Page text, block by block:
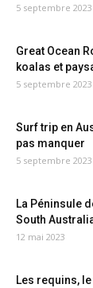
5 septembre 2023
Great Ocean
koalas et
5 septembre 2023
Surf trip en
pas manquer
5 septembre 2023
La Péninsule
South
12 mai 2023
Les requins,